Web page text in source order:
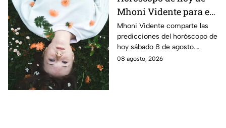
Mhoni Vidente para el
sábado 8 de agosto
¡Cierre de ciclo!
Mhoni Vidente comparte las
predicciones del horóscopo de
hoy sábado 8 de agosto.
Descubre qué signos vivirán
08 agosto, 2026